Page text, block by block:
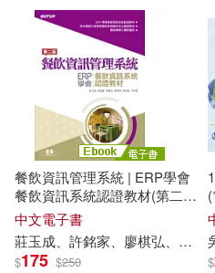
吳宜璋(1)
吳沖龍，毛小平，田宜
翁正平，張志庭
張元綺(1) 張滋圃
張筱琦(1) 李薰華
村岡花子(1) 林廉
木馬文化(1) 科學
可海外宅配(17)
可港澳店取(16)
可新加坡店取(16)
可菲律賓店取(16)
餐飲資訊管理系統 | ERP學會
餐飲資訊系統認證教材(第二
版) (電子書)
中文電子書
莊玉成、許銘家、廖棋弘、葉伊
$175 $250
$